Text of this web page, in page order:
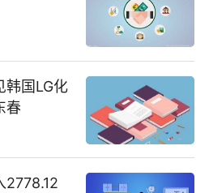
韩国LG化
春
2778.12